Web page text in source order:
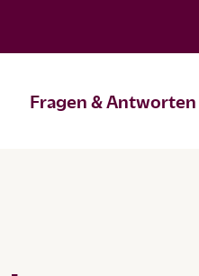
Fragen & Antworten